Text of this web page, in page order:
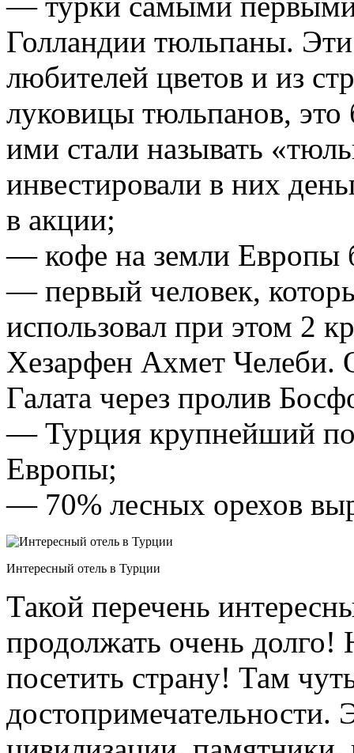
Голландии тюльпаны.
любителей цветов и из
луковицы тюльпанов, это
ими стали называть
инвестировали в них
в акции;
— кофе на земли Европы
— первый человек,
использовал при этом 2
Хезарфен Ахмет Челеби.
Галата через пролив
— Турция крупнейший
Европы;
— 70% лесных орехов
Интересный отель в Турции
Такой перечень
продолжать очень долго!
посетить страну! Там